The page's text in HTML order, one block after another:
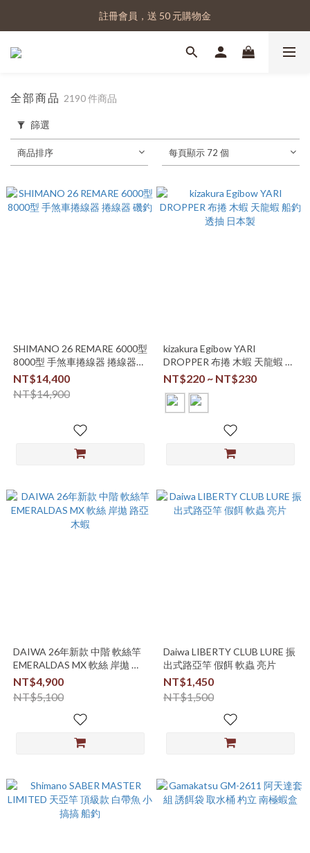
註冊會員，送 50 元購物金
實體門市｜蝦皮賣場 🔍 ：佳樂釣具
全部商品 2190 件商品
篩選
商品排序 每頁顯示 72 個
SHIMANO 26 REMARE 6000型
8000型 手煞車捲線器 捲線器
磯釣
NT$14,400
NT$14,900
kizakura Egibow YARI
DROPPER 布捲 木蝦 天龍蝦 船
釣 透抽 日本製
NT$220 ~ NT$230
DAIWA 26年新款 中階 軟絲竿
EMERALDAS MX 軟絲 岸拋 路
亞 木蝦
NT$4,900
NT$5,100
Daiwa LIBERTY CLUB LURE 振
出式路亞竿 假餌 軟蟲 亮片
NT$1,450
NT$1,500